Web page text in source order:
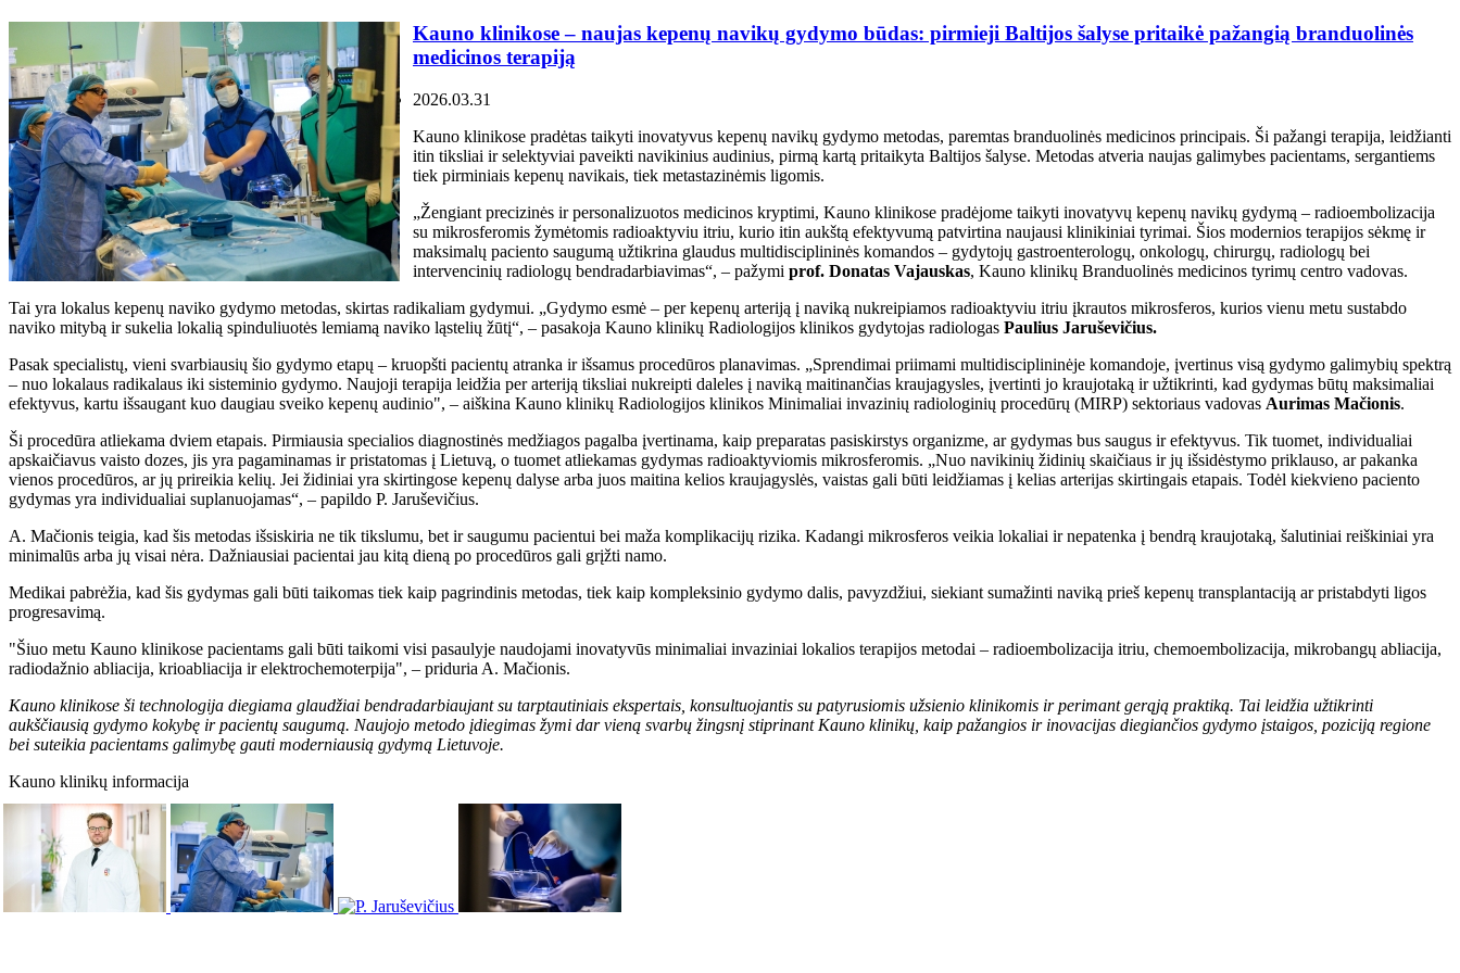
Kauno klinikose – naujas kepenų navikų gydymo būdas: pirmieji Baltijos šalyse pritaikė pažangią branduolinės
medicinos terapiją
2026.03.31
Kauno klinikose pradėtas taikyti inovatyvus kepenų navikų gydymo metodas, paremtas branduolinės medicinos principais. Ši pažangi terapija, leidžianti
itin tiksliai ir selektyviai paveikti navikinius audinius, pirmą kartą pritaikyta Baltijos šalyse. Metodas atveria naujas galimybes pacientams, sergantiems
tiek pirminiais kepenų navikais, tiek metastazinėmis ligomis.
„Žengiant precizinės ir personalizuotos medicinos kryptimi, Kauno klinikose pradėjome taikyti inovatyvų kepenų navikų gydymą – radioembolizacija
su mikrosferomis žymėtomis radioaktyviu itriu, kurio itin aukštą efektyvumą patvirtina naujausi klinikiniai tyrimai. Šios modernios terapijos sėkmę ir
maksimalų paciento saugumą užtikrina glaudus multidisciplininės komandos – gydytojų gastroenterologų, onkologų, chirurgų, radiologų bei
intervencinių radiologų bendradarbiavimas“, – pažymi prof. Donatas Vajauskas, Kauno klinikų Branduolinės medicinos tyrimų centro vadovas.
Tai yra lokalus kepenų naviko gydymo metodas, skirtas radikaliam gydymui. „Gydymo esmė – per kepenų arteriją į naviką nukreipiamos radioaktyviu itriu įkrautos mikrosferos, kurios vienu metu sustabdo
naviko mitybą ir sukelia lokalią spinduliuotės lemiamą naviko ląstelių žūtį“, – pasakoja Kauno klinikų Radiologijos klinikos gydytojas radiologas Paulius Jaruševičius.
Pasak specialistų, vieni svarbiausių šio gydymo etapų – kruopšti pacientų atranka ir išsamus procedūros planavimas. „Sprendimai priimami multidisciplininėje komandoje, įvertinus visą gydymo galimybių spektrą
– nuo lokalaus radikalaus iki sisteminio gydymo. Naujoji terapija leidžia per arteriją tiksliai nukreipti daleles į naviką maitinančias kraujagysles, įvertinti jo kraujotaką ir užtikrinti, kad gydymas būtų maksimaliai
efektyvus, kartu išsaugant kuo daugiau sveiko kepenų audinio", – aiškina Kauno klinikų Radiologijos klinikos Minimaliai invazinių radiologinių procedūrų (MIRP) sektoriaus vadovas Aurimas Mačionis.
Ši procedūra atliekama dviem etapais. Pirmiausia specialios diagnostinės medžiagos pagalba įvertinama, kaip preparatas pasiskirstys organizme, ar gydymas bus saugus ir efektyvus. Tik tuomet, individualiai
apskaičiavus vaisto dozes, jis yra pagaminamas ir pristatomas į Lietuvą, o tuomet atliekamas gydymas radioaktyviomis mikrosferomis. „Nuo navikinių židinių skaičiaus ir jų išsidėstymo priklauso, ar pakanka
vienos procedūros, ar jų prireikia kelių. Jei židiniai yra skirtingose kepenų dalyse arba juos maitina kelios kraujagyslės, vaistas gali būti leidžiamas į kelias arterijas skirtingais etapais. Todėl kiekvieno paciento
gydymas yra individualiai suplanuojamas“, – papildo P. Jaruševičius.
A. Mačionis teigia, kad šis metodas išsiskiria ne tik tikslumu, bet ir saugumu pacientui bei maža komplikacijų rizika. Kadangi mikrosferos veikia lokaliai ir nepatenka į bendrą kraujotaką, šalutiniai reiškiniai yra
minimalūs arba jų visai nėra. Dažniausiai pacientai jau kitą dieną po procedūros gali grįžti namo.
Medikai pabrėžia, kad šis gydymas gali būti taikomas tiek kaip pagrindinis metodas, tiek kaip kompleksinio gydymo dalis, pavyzdžiui, siekiant sumažinti naviką prieš kepenų transplantaciją ar pristabdyti ligos
progresavimą.
"Šiuo metu Kauno klinikose pacientams gali būti taikomi visi pasaulyje naudojami inovatyvūs minimaliai invaziniai lokalios terapijos metodai – radioembolizacija itriu, chemoembolizacija, mikrobangų abliacija,
radiodažnio abliacija, krioabliacija ir elektrochemoterpija", – priduria A. Mačionis.
Kauno klinikose ši technologija diegiama glaudžiai bendradarbiaujant su tarptautiniais ekspertais, konsultuojantis su patyrusiomis užsienio klinikomis ir perimant gerąją praktiką. Tai leidžia užtikrinti
aukščiausią gydymo kokybę ir pacientų saugumą. Naujojo metodo įdiegimas žymi dar vieną svarbų žingsnį stiprinant Kauno klinikų, kaip pažangios ir inovacijas diegiančios gydymo įstaigos, poziciją regione
bei suteikia pacientams galimybę gauti moderniausią gydymą Lietuvoje.
Kauno klinikų informacija